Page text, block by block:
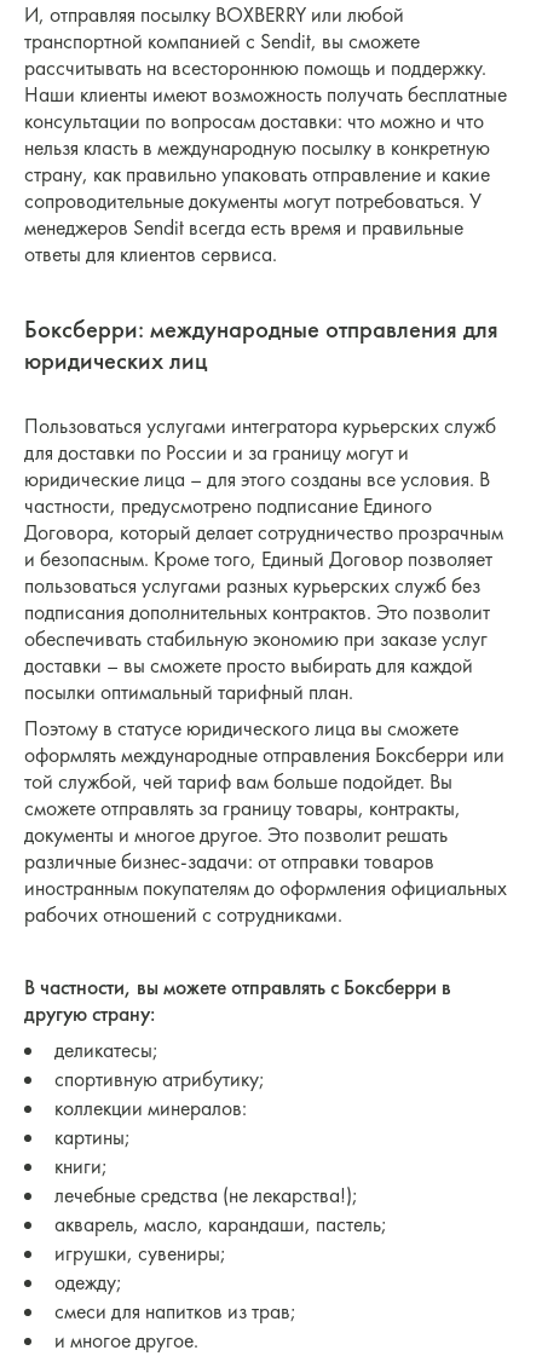
И, отправляя посылку BOXBERRY или любой
транспортной компанией с Sendit, вы сможете
рассчитывать на всестороннюю помощь и поддержку.
Наши клиенты имеют возможность получать бесплатные
консультации по вопросам доставки: что можно и что
нельзя класть в международную посылку в конкретную
страну, как правильно упаковать отправление и какие
сопроводительные документы могут потребоваться. У
менеджеров Sendit всегда есть время и правильные
ответы для клиентов сервиса.
Боксберри: международные отправления для
юридических лиц
Пользоваться услугами интегратора курьерских служб
для доставки по России и за границу могут и
юридические лица – для этого созданы все условия. В
частности, предусмотрено подписание Единого
Договора, который делает сотрудничество прозрачным
и безопасным. Кроме того, Единый Договор позволяет
пользоваться услугами разных курьерских служб без
подписания дополнительных контрактов. Это позволит
обеспечивать стабильную экономию при заказе услуг
доставки – вы сможете просто выбирать для каждой
посылки оптимальный тарифный план.
Поэтому в статусе юридического лица вы сможете
оформлять международные отправления Боксберри или
той службой, чей тариф вам больше подойдет. Вы
сможете отправлять за границу товары, контракты,
документы и многое другое. Это позволит решать
различные бизнес-задачи: от отправки товаров
иностранным покупателям до оформления официальных
рабочих отношений с сотрудниками.
В частности, вы можете отправлять с Боксберри в
другую страну:
деликатесы;
спортивную атрибутику;
коллекции минералов:
картины;
книги;
лечебные средства (не лекарства!);
акварель, масло, карандаши, пастель;
игрушки, сувениры;
одежду;
смеси для напитков из трав;
и многое другое.